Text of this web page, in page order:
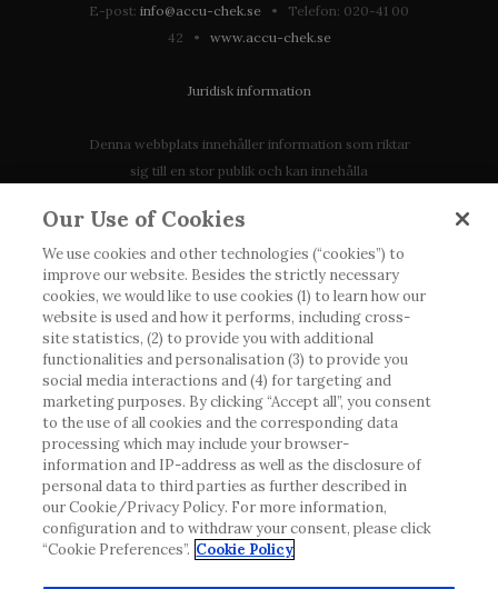
E-post: info@accu-chek.se • Telefon: 020-41 00
42 • www.accu-chek.se
Juridisk information
Denna webbplats innehåller information som riktar
sig till en stor publik och kan innehålla
tillgänglig eller giltig i ditt land. Vänligen observera
att vi inte tar något ansvar för information som
eventuellt inte uppfyller någon gällande rättslig
process, förordning, registrering eller användning i
landet där du bor.
Roche har inte alltid möjlighet att kvalitetssäkra
andras inlägg, men kommer att ta bort vilseledande
eller olämpliga inlägg i möjligaste mån. Vi har inget
ansvar för innehållet på externa webbplatser som
det länkas till. Kopiering av material från denna
webbplats för användning någon annanstans är inte
tillåtet utan överenskommelse. Webbplatsen säljer
Our Use of Cookies
We use cookies and other technologies (“cookies”) to
improve our website. Besides the strictly necessary
cookies, we would like to use cookies (1) to learn how our
website is used and how it performs, including cross-
site statistics, (2) to provide you with additional
functionalities and personalisation (3) to provide you
social media interactions and (4) for targeting and
marketing purposes. By clicking “Accept all”, you consent
to the use of all cookies and the corresponding data
processing which may include your browser-
information and IP-address as well as the disclosure of
personal data to third parties as further described in
our Cookie/Privacy Policy. For more information,
configuration and to withdraw your consent, please click
“Cookie Preferences”. Cookie Policy